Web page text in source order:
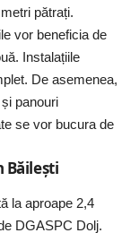
pătrați.
vor beneficia de
Instalațiile
De asemenea,
panouri
se vor bucura de
Băilești
la aproape 2,4
DGASPC Dolj.